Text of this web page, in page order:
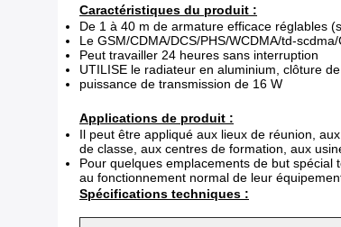
Caractéristiques du produit :
De 1 à 40 m de armature efficace réglables
Le GSM/CDMA/DCS/PHS/WCDMA/td-
Peut travailler 24 heures sans interruption
UTILISE le radiateur en aluminium, clôture
puissance de transmission de 16 W
Applications de produit :
Il peut être appliqué aux lieux de réunion,
de classe, aux centres de formation, aux
Pour quelques emplacements de but
au fonctionnement normal de leur
Spécifications techniques :